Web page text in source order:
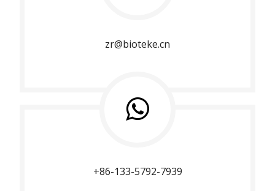
zr@bioteke.cn
+86-133-5792-7939